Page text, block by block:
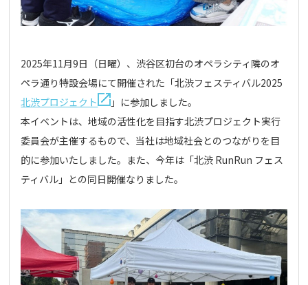
2025年11月9日（日曜）、渋谷区初台のオペラシティ隣のオ
ペラ通り特設会場にて開催された「北渋フェスティバル2025
北渋プロジェクト
」に参加しました。
本イベントは、地域の活性化を目指す北渋プロジェクト実行
委員会が主催するもので、当社は地域社会とのつながりを目
的に参加いたしました。また、今年は「北渋 RunRun フェス
ティバル」との同日開催なりました。